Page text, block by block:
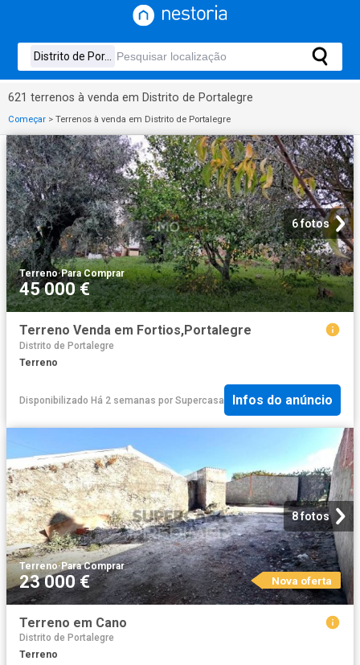
621 terrenos à venda em Distrito de Portalegre
Começar > Terrenos à venda em Distrito de Portalegre
6 fotos
Terreno·Para Comprar
45 000 €
Terreno Venda em Fortios,Portalegre
Distrito de Portalegre
Terreno
Disponibilizado Há 2 semanas por Supercasa Infos do anúncio
8 fotos
Terreno·Para Comprar
23 000 € Nova oferta
Terreno em Cano
Distrito de Portalegre
Terreno